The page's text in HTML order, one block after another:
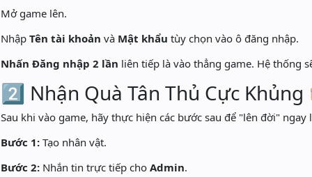
Mở game lên.
NhậpTên tài khoản và Mật khẩu tùy chọn vào ô đăng nhập.
Nhấn Đăng nhập 2 lần liên tiếp là vào thẳng game. Hệ thống
2️⃣ Nhận Quà Tân Thủ Cực Khủng
Sau khi vào game, hãy thực hiện các bước sau để "lên đời" ngay
Bước 1: Tạo nhân vật.
Bước 2: Nhắn tin trực tiếp choAdmin.